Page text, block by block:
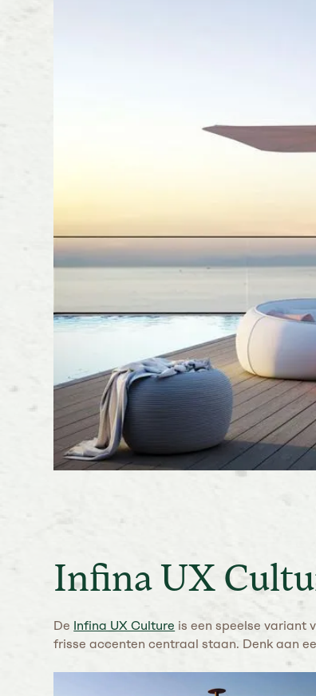
Infina UX
De Infina UX Culture is een speelse variant
frisse accenten centraal staan. Denk aan